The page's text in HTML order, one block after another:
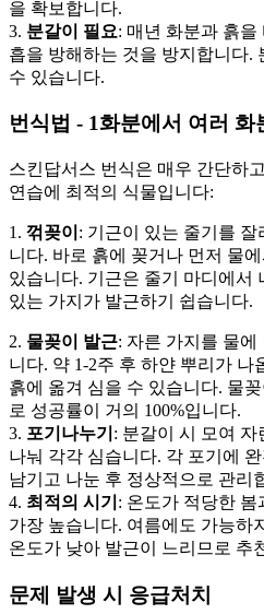
을 확보합니다.
3. 분갈이 필요: 매년 화분과 흙을
흡을 방해하는 것을 방지합니다.
수 있습니다.
번식법 - 1화분에서 여러 화
스킨답서스 번식은 매우 간단하
연습에 최적의 식물입니다:
1. 꺾꽂이 : 기근이 있는 줄기를 잘
니다. 바로 흙에 꽂거나 먼저 물
있습니다. 기근은 줄기 마디에서
있는 가지가 발근하기 쉽습니다.
2. 물꽂이 발근: 자른 가지를 물에
니다. 약 1-2주 후 하얀 뿌리가 나
흙에 옮겨 심을 수 있습니다. 물
로 성공률이 거의 100%입니다.
3. 포기나누기 : 분갈이 시 모여
나눠 각각 심습니다. 각 포기에
남기고 나눈 후 정상적으로 관리
4. 최적의 시기 : 온도가 적당한 봄
가장 높습니다. 여름에도 가능하
온도가 낮아 발근이 느리므로 추
문제 발생 시 응급처치